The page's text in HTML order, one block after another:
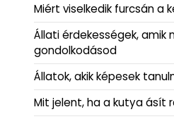
Miért viselkedik furcsán a
Állati érdekességek,
gondolkodásod
Állatok, akik képesek
Mit jelent, ha a kutya ásít